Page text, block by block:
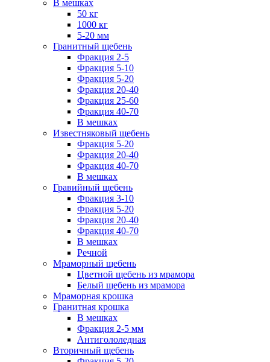
В мешках
50 кг
1000 кг
5-20 мм
Гранитный щебень
Фракция 2-5
Фракция 5-10
Фракция 5-20
Фракция 20-40
Фракция 25-60
Фракция 40-70
В мешках
Известняковый щебень
Фракция 5-20
Фракция 20-40
Фракция 40-70
В мешках
Гравийный щебень
Фракция 3-10
Фракция 5-20
Фракция 20-40
Фракция 40-70
В мешках
Речной
Мраморный щебень
Цветной щебень из мрамора
Белый щебень из мрамора
Мраморная крошка
Гранитная крошка
В мешках
Фракция 2-5 мм
Антигололедная
Вторичный щебень